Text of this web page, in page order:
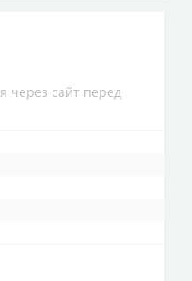
через сайт перед